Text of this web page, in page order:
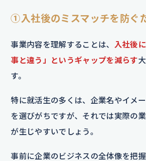
①入社後のミスマッチを防ぐ
事業内容を理解することは、 入社後
事と違う」というギャップを減らす
す。
特に就活生の多くは、企業名やイメ
を選びがちですが、それでは実際の
が生じやすいでしょう。
事前に企業のビジネスの全体像を把